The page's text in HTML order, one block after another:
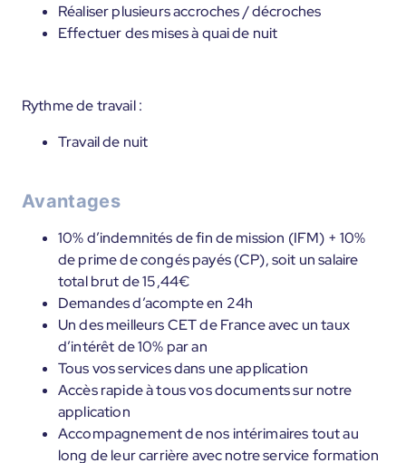
Réaliser plusieurs accroches / décroches
Effectuer des mises à quai de nuit
Rythme de travail :
Travail de nuit
Avantages
10% d’indemnités de fin de mission (IFM) + 10%
de prime de congés payés (CP), soit un salaire
total brut de 15,44€
Demandes d’acompte en 24h
Un des meilleurs CET de France avec un taux
d’intérêt de 10% par an
Tous vos services dans une application
Accès rapide à tous vos documents sur notre
application
Accompagnement de nos intérimaires tout au
long de leur carrière avec notre service formation